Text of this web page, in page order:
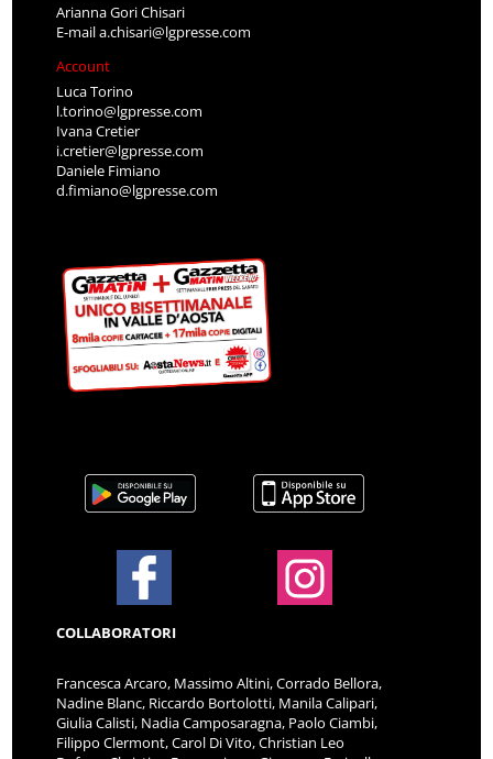
Arianna Gori Chisari
E-maila.chisari@lgpresse.com
Account
Luca Torino
l.torino@lgpresse.com
Ivana Cretier
i.cretier@lgpresse.com
Daniele Fimiano
d.fimiano@lgpresse.com
COLLABORATORI
Francesca Arcaro, Massimo Altini, Corrado Bellora,
Nadine Blanc, Riccardo Bortolotti, Manila Calipari,
Giulia Calisti, Nadia Camposaragna, Paolo Ciambi,
Filippo Clermont, Carol Di Vito, Christian Leo